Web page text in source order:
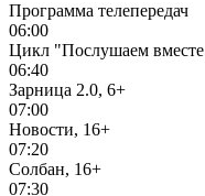
Программа телепередач
06:00
Цикл "Послушаем
06:40
Зарница 2.0, 6+
07:00
Новости, 16+
07:20
Солбан, 16+
07:30